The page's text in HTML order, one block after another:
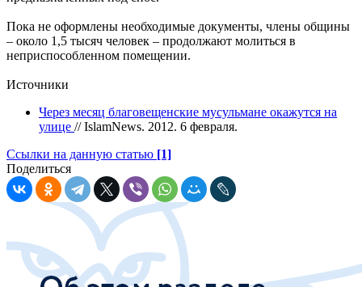
Пока не оформлены необходимые документы, члены общины
– около 1,5 тысяч человек – продолжают молиться в
неприспособленном помещении.
Источники
Через месяц благовещенские мусульмане окажутся на
улице // IslamNews. 2012. 6 февраля.
Ссылки на данную статью [1]
Поделиться